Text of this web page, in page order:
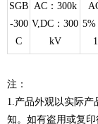
SGB
-300
C
AC：300k
V,DC：300
kV
5%
注：
1.产品外观以实际产
知。如有盗用或复印